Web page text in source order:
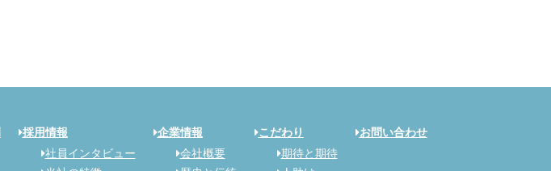
採用情報
社員インタビュー
企業情報
会社概要
こだわり
期待と期待
お問い合わせ